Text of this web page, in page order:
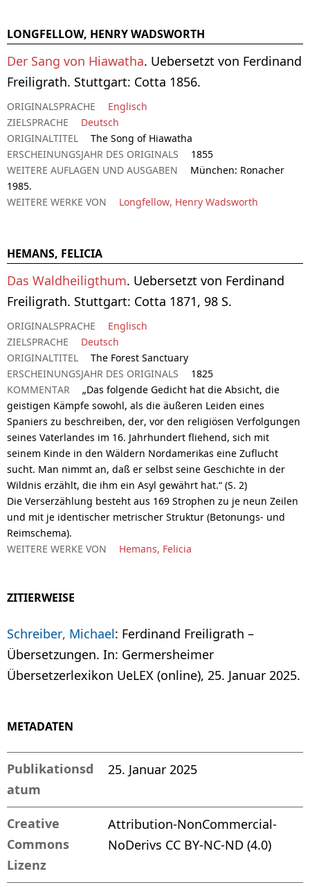
LONGFELLOW, HENRY WADSWORTH
Der Sang von Hiawatha. Uebersetzt von Ferdinand
Freiligrath. Stuttgart: Cotta 1856.
ORIGINALSPRACHE
Englisch
ZIELSPRACHE
Deutsch
ORIGINALTITEL
The Song of Hiawatha
ERSCHEINUNGSJAHR DES ORIGINALS
1855
WEITERE AUFLAGEN UND AUSGABEN
München: Ronacher
1985.
WEITERE WERKE VON
Longfellow, Henry Wadsworth
HEMANS, FELICIA
Das Waldheiligthum. Uebersetzt von Ferdinand
Freiligrath. Stuttgart: Cotta 1871, 98 S.
ORIGINALSPRACHE
Englisch
ZIELSPRACHE
Deutsch
ORIGINALTITEL
The Forest Sanctuary
ERSCHEINUNGSJAHR DES ORIGINALS
1825
KOMMENTAR
„Das folgende Gedicht hat die Absicht, die
geistigen Kämpfe sowohl, als die äußeren Leiden eines
Spaniers zu beschreiben, der, vor den religiösen Verfolgungen
seines Vaterlandes im 16. Jahrhundert fliehend, sich mit
seinem Kinde in den Wäldern Nordamerikas eine Zuflucht
sucht. Man nimmt an, daß er selbst seine Geschichte in der
Wildnis erzählt, die ihm ein Asyl gewährt hat.“ (S. 2)
Die Verserzählung besteht aus 169 Strophen zu je neun Zeilen
und mit je identischer metrischer Struktur (Betonungs- und
Reimschema).
WEITERE WERKE VON
Hemans, Felicia
ZITIERWEISE
Schreiber, Michael: Ferdinand Freiligrath –
Übersetzungen. In: Germersheimer
Übersetzerlexikon UeLEX (online), 25. Januar 2025.
METADATEN
Publikationsd
atum
25. Januar 2025
Creative
Commons
Lizenz
Attribution-NonCommercial-
NoDerivs CC BY-NC-ND (4.0)